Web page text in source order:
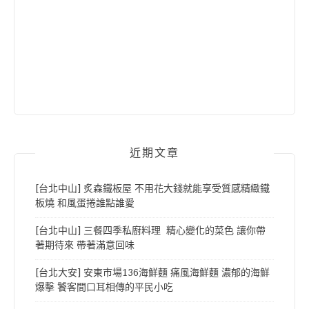
近期文章
[台北中山] 炙森鐵板屋 不用花大錢就能享受質感精緻鐵
板燒 和風蛋捲誰點誰愛
[台北中山] 三餐四季私廚料理 精心變化的菜色 讓你帶
著期待來 帶著滿意回味
[台北大安] 安東市場136海鮮麵 痛風海鮮麵 濃郁的海鮮
爆擊 饕客間口耳相傳的平民小吃